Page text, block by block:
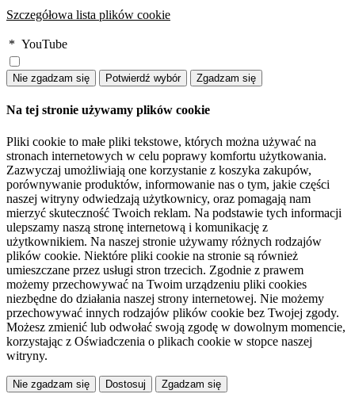
Szczegółowa lista plików cookie
* YouTube
Na tej stronie używamy plików cookie
Pliki cookie to małe pliki tekstowe, których można używać na
stronach internetowych w celu poprawy komfortu użytkowania.
Zazwyczaj umożliwiają one korzystanie z koszyka zakupów,
porównywanie produktów, informowanie nas o tym, jakie części
naszej witryny odwiedzają użytkownicy, oraz pomagają nam
mierzyć skuteczność Twoich reklam. Na podstawie tych informacji
ulepszamy naszą stronę internetową i komunikację z
użytkownikiem. Na naszej stronie używamy różnych rodzajów
plików cookie. Niektóre pliki cookie na stronie są również
umieszczane przez usługi stron trzecich. Zgodnie z prawem
możemy przechowywać na Twoim urządzeniu pliki cookies
niezbędne do działania naszej strony internetowej. Nie możemy
przechowywać innych rodzajów plików cookie bez Twojej zgody.
Możesz zmienić lub odwołać swoją zgodę w dowolnym momencie,
korzystając z Oświadczenia o plikach cookie w stopce naszej
witryny.
Dostosuj